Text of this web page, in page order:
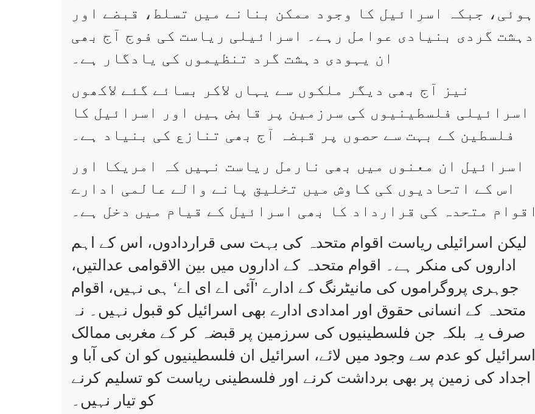
ہوئی، جبکہ اسرائیل کا وجود ممکن بنانے میں تسلط، قبضے اور
دہشت گردی بنیادی عوامل رہے۔ اسرائیلی ریاست کی فوج آج بھی
ان یہودی دہشت گرد تنظیموں کی یادگار ہے۔
نیز آج بھی دیگر ملکوں سے یہاں لاکر بسائے گئے لاکھوں
اسرائیلی فلسطینیوں کی سرزمین پر قابض ہیں اور اسرائیل کا
فلسطین کے بہت سے حصوں پر قبضہ آج بھی تنازع کی بنیاد ہے۔
اسرائیل ان معنوں میں بھی نارمل ریاست نہیں کہ امریکا اور
اس کے اتحادیوں کی کاوش میں تخلیق پانے والے عالمی ادارے
اقوام متحدہ کی قرارداد کا بھی اسرائیل کے قیام میں دخل ہے۔
لیکن اسرائیلی ریاست اقوام متحدہ کی بہت سی قراردادوں، اس کے اہم
اداروں کی منکر ہے۔ اقوام متحدہ کے اداروں میں بین الاقوامی عدالتیں،
جوہری پروگراموں کی مانیٹرنگ کے ادارے ’آئی اے ای اے‘ ہی نہیں، اقوام
متحدہ کے انسانی حقوق اور امدادی ادارے بھی اسرائیل کو قبول نہیں۔ نہ
صرف یہ بلکہ جن فلسطینیوں کی سرزمین پر قبضہ کر کے مغربی ممالک
اسرائیل کو عدم سے وجود میں لائے، اسرائیل ان فلسطینیوں کو ان کی آبا و
اجداد کی زمین پر بھی برداشت کرنے اور فلسطینی ریاست کو تسلیم کرنے
کو تیار نہیں۔